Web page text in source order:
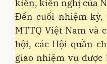
kiến, kiến nghị của
Đến cuối nhiệm kỳ,
MTTQ Việt Nam và
hội, các Hội quần
giao nhiệm vụ